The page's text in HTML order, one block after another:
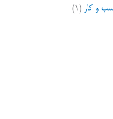
و کار (۱)